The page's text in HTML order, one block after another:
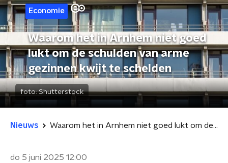
Economie
Waarom het in Arnhem niet goed
lukt om de schulden van arme
gezinnen kwijt te schelden
foto:Shutterstock
Nieuws Waarom het in Arnhem niet goed lukt om de schulden van arme gezinnen kwijt te schelden
do 5 juni 2025 12:00